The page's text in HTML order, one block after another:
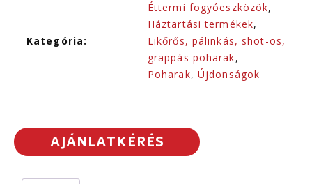
Kategória:
Éttermi fogyóeszközök,
Háztartási termékek,
Likőrős, pálinkás, shot-os,
grappás poharak,
Poharak, Újdonságok
AJÁNLATKÉRÉS